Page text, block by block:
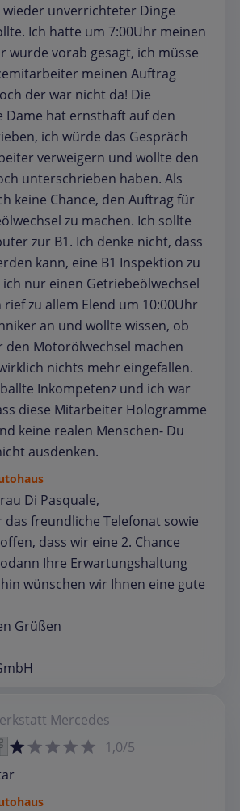
unverrichteter Dinge
Ich hatte um 7:00Uhr meinen
wurde vorab gesagt, ich müsse
meinen Auftrag
der war nicht da! Die
hat ernsthaft auf den
ich würde das Gespräch
verweigern und wollte den
unterschrieben haben. Als
keine Chance, den Auftrag für
zu machen. Ich sollte
zur B1. Ich denke nicht, dass
kann, eine B1 Inspektion zu
nur einen Getriebeölwechsel
zu allem Elend um 10:00Uhr
an und wollte wissen, ob
den Motorölwechsel machen
nichts mehr eingefallen.
Inkompetenz und ich war
diese Mitarbeiter Hologramme
keine realen Menschen- Du
ausdenken.
Di Pasquale,
das freundliche Telefonat sowie
dass wir eine 2. Chance
Ihre Erwartungshaltung
wünschen wir Ihnen eine gute
Grüßen
Mercedes
1,0/5